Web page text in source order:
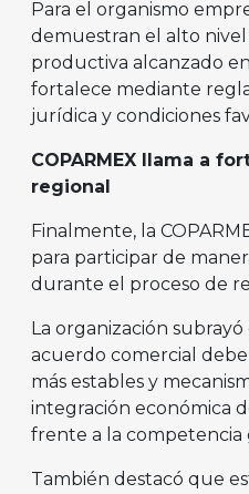
Para el organismo
demuestran el alto
productiva alcanzado
fortalece mediante
jurídica y condiciones
COPARMEX llama a
regional
Finalmente, la
para participar de
durante el proceso de
La organización
acuerdo comercial
más estables y
integración económica
frente a la competencia
También destacó que